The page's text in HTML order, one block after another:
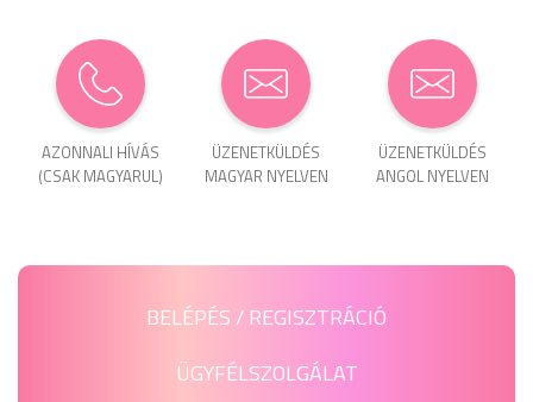
AZONNALI HÍVÁS
(CSAK MAGYARUL)
ÜZENET­KÜLDÉS
MAGYAR NYELVEN
ÜZENET­KÜLDÉS
ANGOL NYELVEN
BELÉPÉS / REGISZTRÁCIÓ
ÜGYFÉLSZOLGÁLAT